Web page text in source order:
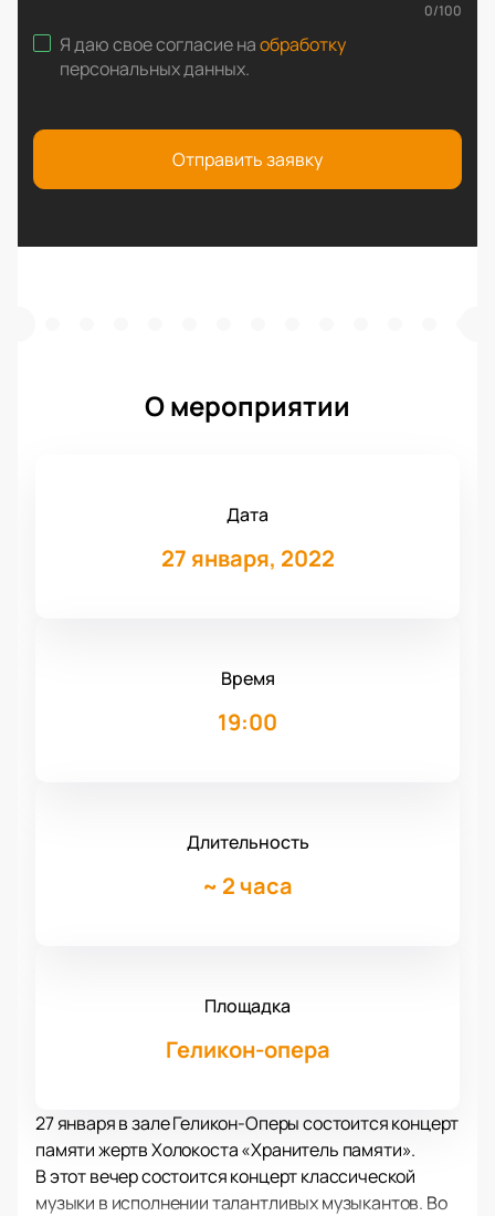
0/100
Я даю свое согласие наобработку
персональных данных.
Отправить заявку
О мероприятии
Дата
27 января, 2022
Время
19:00
Длительность
~ 2 часа
Площадка
Геликон-опера
27 января в зале Геликон-Оперы состоится концерт
памяти жертв Холокоста «Хранитель памяти».
В этот вечер состоится концерт классической
музыки в исполнении талантливых музыкантов. Во